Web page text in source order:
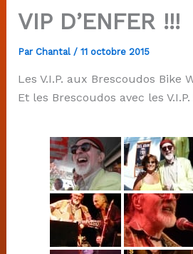
VIP D’ENFER !!!
Par Chantal / 11 octobre 2015
Les V.I.P. aux Brescoudos Bike
Et les Brescoudos avec les V.I.P.